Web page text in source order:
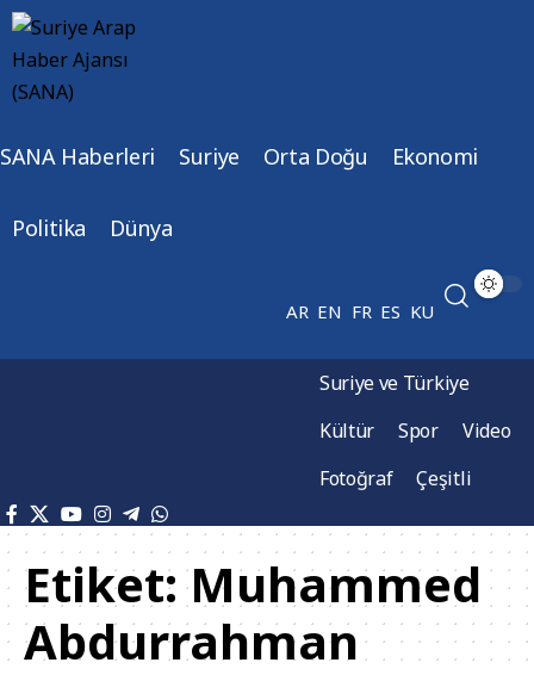
SANA Haberleri Suriye Orta Doğu Ekonomi
Politika Dünya
AR EN FR ES KU
Suriye ve Türkiye
Kültür
Spor
Video
Fotoğraf
Çeşitli
Etiket:Muhammed
Abdurrahman